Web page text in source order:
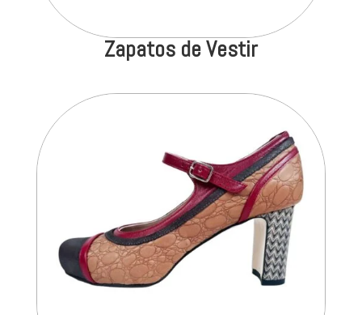
Zapatos de Vestir